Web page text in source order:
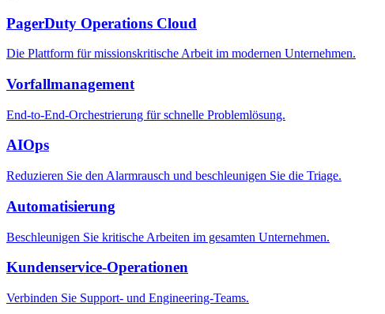
PagerDuty Operations Cloud
Die Plattform für missionskritische Arbeit im modernen Unternehmen.
Vorfallmanagement
End-to-End-Orchestrierung für schnelle Problemlösung.
AIOps
Reduzieren Sie den Alarmrausch und beschleunigen Sie die Triage.
Automatisierung
Beschleunigen Sie kritische Arbeiten im gesamten Unternehmen.
Kundenservice-Operationen
Verbinden Sie Support- und Engineering-Teams.